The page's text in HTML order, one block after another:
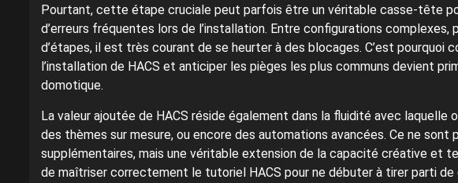
Pourtant, cette étape cruciale peut parfois être un véritable casse-tête
d’erreurs fréquentes lors de l’installation. Entre configurations
d’étapes, il est très courant de se heurter à des blocages. C’est pourquoi
l’installation de HACS et anticiper les pièges les plus communs devient
domotique.
La valeur ajoutée de HACS réside également dans la fluidité avec
des thèmes sur mesure, ou encore des automations avancées. Ce ne
supplémentaires, mais une véritable extension de la capacité créative et
de maîtriser correctement le tutoriel HACS pour ne débuter à tirer parti de